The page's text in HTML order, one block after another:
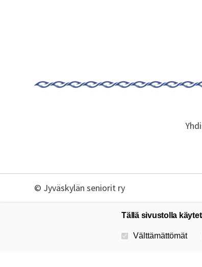
© Jyväskylän seniorit ry
Tällä sivustolla
Valitse käytettävät
Välttämättömät